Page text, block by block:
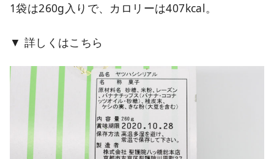
1袋は260g入りで、カロリーは407kcal。
詳しくはこちら